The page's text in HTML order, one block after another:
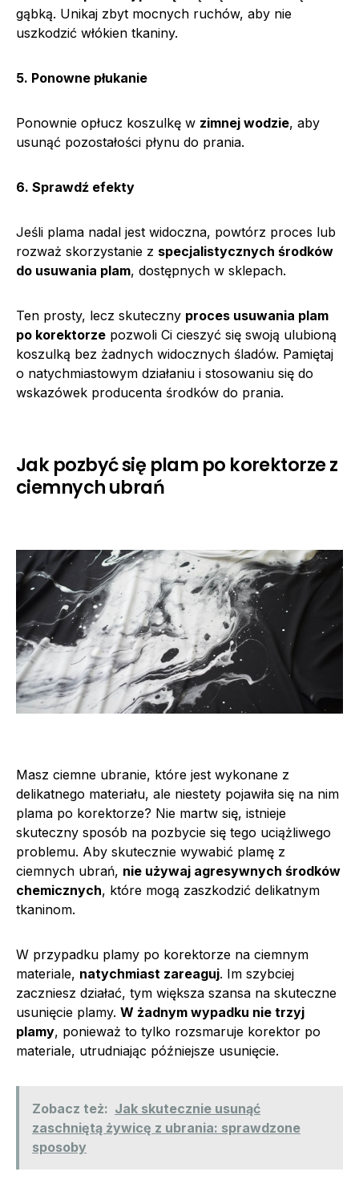
gąbką. Unikaj zbyt mocnych ruchów, aby nie
uszkodzić włókien tkaniny.
5. Ponowne płukanie
Ponownie opłucz koszulkę w zimnej wodzie, aby
usunąć pozostałości płynu do prania.
6. Sprawdź efekty
Jeśli plama nadal jest widoczna, powtórz proces lub
rozważ skorzystanie z specjalistycznych środków
do usuwania plam, dostępnych w sklepach.
Ten prosty, lecz skuteczny proces usuwania plam
po korektorze pozwoli Ci cieszyć się swoją ulubioną
koszulką bez żadnych widocznych śladów. Pamiętaj
o natychmiastowym działaniu i stosowaniu się do
wskazówek producenta środków do prania.
Jak pozbyć się plam po korektorze z
ciemnych ubrań
Masz ciemne ubranie, które jest wykonane z
delikatnego materiału, ale niestety pojawiła się na nim
plama po korektorze? Nie martw się, istnieje
skuteczny sposób na pozbycie się tego uciążliwego
problemu. Aby skutecznie wywabić plamę z
ciemnych ubrań, nie używaj agresywnych środków
chemicznych, które mogą zaszkodzić delikatnym
tkaninom.
W przypadku plamy po korektorze na ciemnym
materiale, natychmiast zareaguj. Im szybciej
zaczniesz działać, tym większa szansa na skuteczne
usunięcie plamy. W żadnym wypadku nie trzyj
plamy, ponieważ to tylko rozsmaruje korektor po
materiale, utrudniając późniejsze usunięcie.
Zobacz też: Jak skutecznie usunąć
zaschniętą żywicę z ubrania: sprawdzone
sposoby